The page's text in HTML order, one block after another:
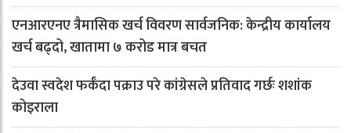
एनआरएनए त्रैमासिक खर्च विवरण सार्वजनिक: केन्द्रीय कार्यालय
खर्च बढ्दो, खातामा ७ करोड मात्र बचत
देउवा स्वदेश फर्कँदा पक्राउ परे कांग्रेसले प्रतिवाद गर्छः शशांक
कोइराला